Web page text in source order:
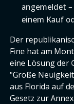
angemeldet
einem Kauf
Der
Fine hat am
eine Lösung der
"Große
aus Florida auf
Gesetz zur